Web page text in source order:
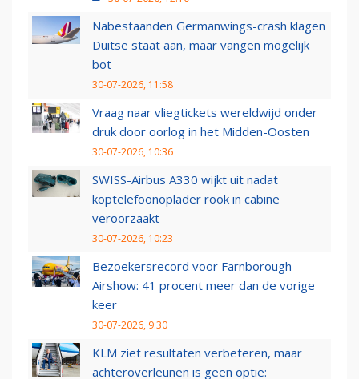
Nabestaanden Germanwings-crash klagen
Duitse staat aan, maar vangen mogelijk
bot
30-07-2026, 11:58
Vraag naar vliegtickets wereldwijd onder
druk door oorlog in het Midden-Oosten
30-07-2026, 10:36
SWISS-Airbus A330 wijkt uit nadat
koptelefoonoplader rook in cabine
veroorzaakt
30-07-2026, 10:23
Bezoekersrecord voor Farnborough
Airshow: 41 procent meer dan de vorige
keer
30-07-2026, 9:30
KLM ziet resultaten verbeteren, maar
achteroverleunen is geen optie: